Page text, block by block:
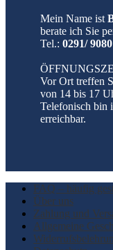
Mein Name ist
berate ich Sie
Tel.: 0291/
Vor Ort treffen
von 14 bis 17
Telefonisch bin
erreichbar.
FAQ – häufig
Über uns
Zahlung und
Allgemeine